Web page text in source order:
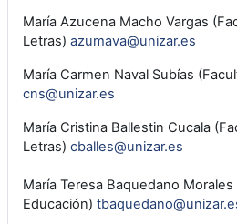
María Azucena Macho Vargas
Letras) azumava@unizar.es
María Carmen Naval Subías
cns@unizar.es
María Cristina Ballestin Cucala
Letras) cballes@unizar.es
María Teresa Baquedano
Educación)